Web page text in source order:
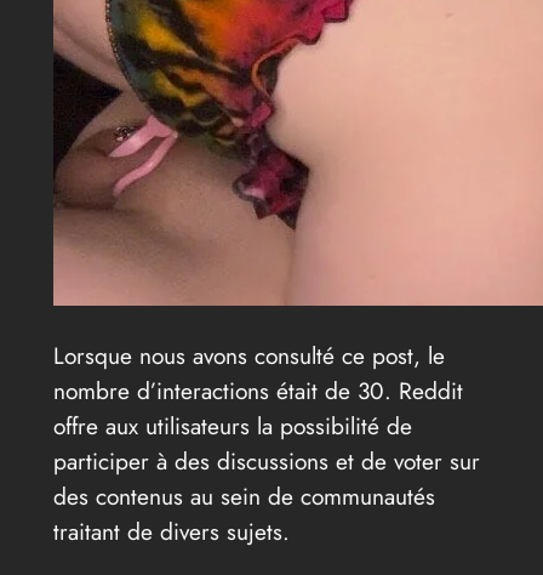
Lorsque nous avons consulté ce post, le
nombre d’interactions était de 30. Reddit
offre aux utilisateurs la possibilité de
participer à des discussions et de voter sur
des contenus au sein de communautés
traitant de divers sujets.